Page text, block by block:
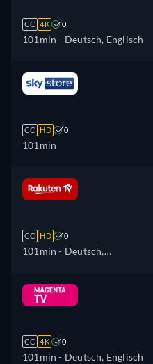
CC 4K 0
101min - Deutsch, Englisch
CC HD 0
101min
CC HD 0
101min - Deutsch,
Englisch, Spanisch, Finnisch,
Französisch, Ungarisch,
Norwegisch, Polnisch,
Portugiesisch, Schwedisch,
CC 4K 0
101min - Deutsch, Englisch